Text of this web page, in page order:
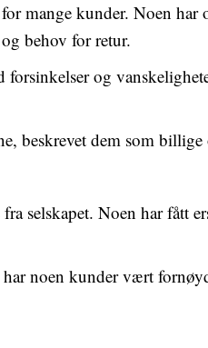
mange kunder. Noen har
behov for retur.
og
beskrevet dem som
selskapet. Noen har fått
noen kunder vært